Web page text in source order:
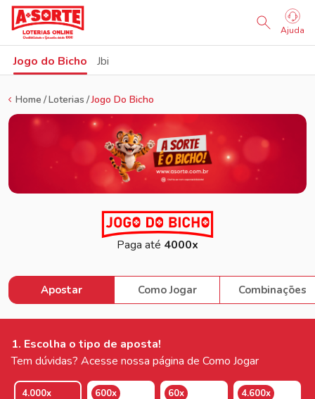
Ajuda
Jogo do Bicho Jbi
Home Loterias Jogo Do Bicho
Paga até 4000x
Apostar Como Jogar Combinações
1. Escolha o tipo de aposta!
Tem dúvidas? Acesse nossa página de Como Jogar
4.000x 600x 60x
4.600x